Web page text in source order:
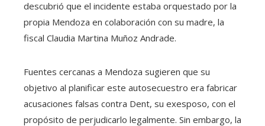
descubrió que el incidente estaba orquestado por la
propia Mendoza en colaboración con su madre, la
fiscal Claudia Martina Muñoz Andrade.
Fuentes cercanas a Mendoza sugieren que su
objetivo al planificar este autosecuestro era fabricar
acusaciones falsas contra Dent, su exesposo, con el
propósito de perjudicarlo legalmente. Sin embargo, la